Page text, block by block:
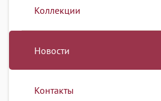
Коллекции
Новости
Контакты